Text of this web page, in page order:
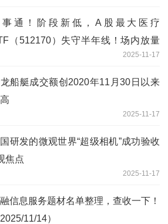
事通！阶段新低，A股最大医疗
（512170）失守半年线！场内放量
2025-11-17
船艇成交额创2020年11月30日以来
2025-11-17
研发的微观世界“超级相机”成功验收
焦点
2025-11-17
信息服务题材名单整理，查收一下！
2025/11/14）